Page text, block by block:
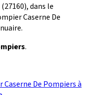
dans le
Caserne De
.
De Pompiers à